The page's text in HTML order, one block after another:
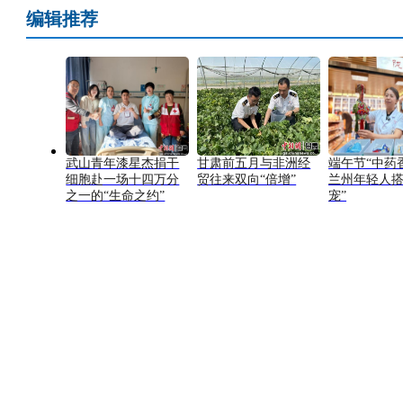
编辑推荐
武山青年漆星杰捐干
细胞赴一场十四万分
之一的“生命之约”
甘肃前五月与非洲经
贸往来双向“倍增”
端午节“中药
兰州年轻人
宠”